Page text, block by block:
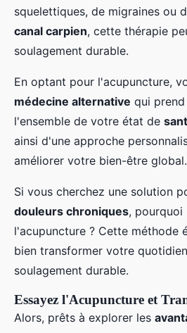
squelettiques, de migraines ou
canal carpien, cette thérapie
soulagement durable.
En optant pour l'acupuncture,
médecine alternative qui
l'ensemble de votre état de
ainsi d'une approche
améliorer votre bien-être global.
Si vous cherchez une solution
douleurs chroniques, pourquoi
l'acupuncture ? Cette méthode
bien transformer votre
soulagement durable.
Essayez l'Acupuncture et
Alors, prêts à explorer les